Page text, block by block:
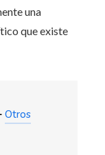
una
que existe
Otros